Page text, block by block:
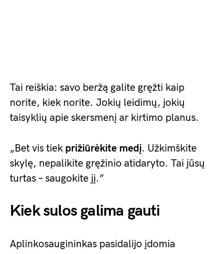
Tai reiškia: savo beržą galite gręžti kaip
norite, kiek norite. Jokių leidimų, jokių
taisyklių apie skersmenį ar kirtimo planus.
„Bet vis tiek prižiūrėkite medį. Užkimškite
skylę, nepalikite gręžinio atidaryto. Tai jūsų
turtas – saugokite jį.”
Kiek sulos galima gauti
Aplinkosaugininkas pasidalijo įdomia